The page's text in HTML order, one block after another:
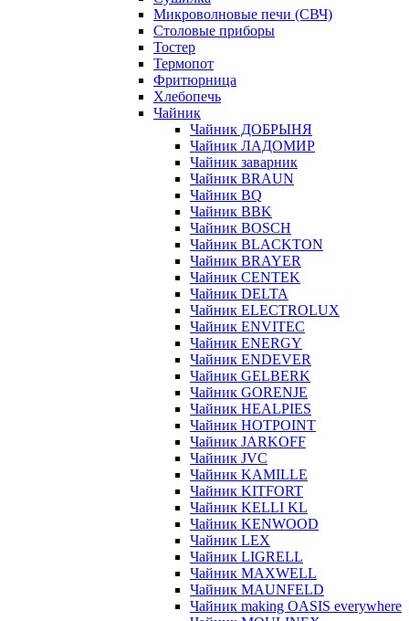
Микроволновые печи (СВЧ)
Столовые приборы
Тостер
Термопот
Фритюрница
Хлебопечь
Чайник
Чайник ДОБРЫНЯ
Чайник ЛАДОМИР
Чайник заварник
Чайник BRAUN
Чайник BQ
Чайник BBK
Чайник BOSCH
Чайник BLACKTON
Чайник BRAYER
Чайник CENTEK
Чайник DELTA
Чайник ELECTROLUX
Чайник ENVITEC
Чайник ENERGY
Чайник ENDEVER
Чайник GELBERK
Чайник GORENJE
Чайник HEALPIES
Чайник HOTPOINT
Чайник JARKOFF
Чайник JVC
Чайник KAMILLE
Чайник KITFORT
Чайник KELLI KL
Чайник KENWOOD
Чайник LEX
Чайник LIGRELL
Чайник MAXWELL
Чайник MAUNFELD
Чайник making OASIS everywhere